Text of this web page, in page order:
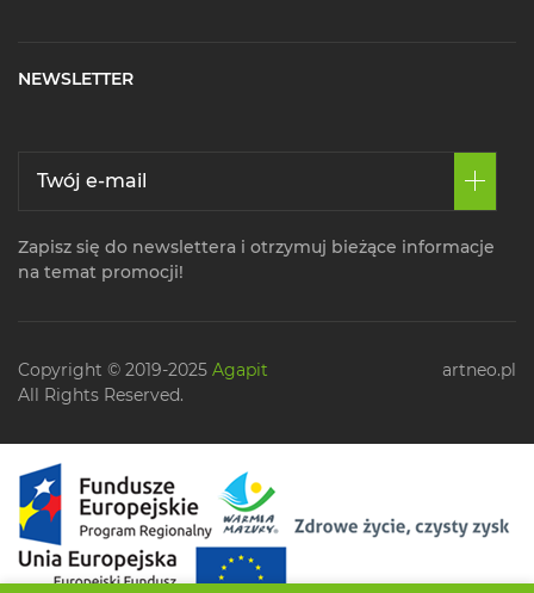
NEWSLETTER
Zapisz się do newslettera i otrzymuj bieżące informacje
na temat promocji!
Copyright © 2019-2025 Agapit
All Rights Reserved.
artneo.pl